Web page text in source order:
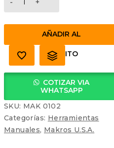
cantidad
AÑADIR AL
CARRITO
COTIZAR VIA
WHATSAPP
SKU: MAK 0102
Categorías: Herramientas
Manuales, Makros U.S.A.